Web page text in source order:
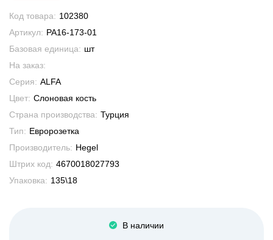
Код товара: 102380
Артикул: РА16-173-01
Базовая единица: шт
На заказ:
Серия: ALFA
Цвет: Слоновая кость
Страна производства: Турция
Тип: Евророзетка
Производитель: Hegel
Штрих код: 4670018027793
Упаковка: 135\18
В наличии